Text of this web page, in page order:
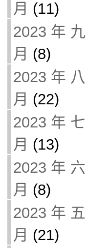
月 (11)
2023 年 九
月 (8)
2023 年 八
月 (22)
2023 年 七
月 (13)
2023 年 六
月 (8)
2023 年 五
月 (21)